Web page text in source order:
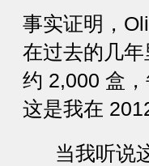
事实证明，
在过去的几
约 2,000 盒，
这是我在
当我听说